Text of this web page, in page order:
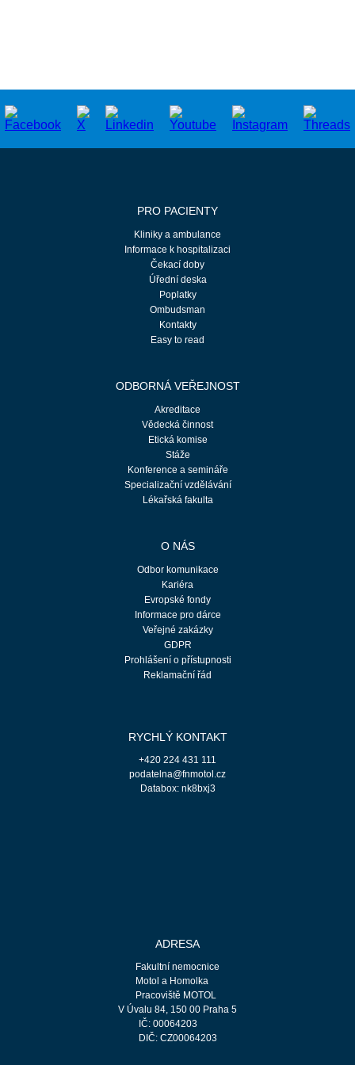
PRO PACIENTY
Kliniky a ambulance
Informace k hospitalizaci
Čekací doby
Úřední deska
Poplatky
Ombudsman
Kontakty
Easy to read
ODBORNÁ VEŘEJNOST
Akreditace
Vědecká činnost
Etická komise
Stáže
Konference a semináře
Specializační vzdělávání
Lékařská fakulta
O NÁS
Odbor komunikace
Kariéra
Evropské fondy
Informace pro dárce
Veřejné zakázky
GDPR
Prohlášení o přístupnosti
Reklamační řád
RYCHLÝ KONTAKT
+420 224 431 111
podatelna@fnmotol.cz
Databox: nk8bxj3
ADRESA
Fakultní nemocnice
Motol a Homolka
Pracoviště MOTOL
V Úvalu 84, 150 00 Praha 5
IČ: 00064203
DIČ: CZ00064203